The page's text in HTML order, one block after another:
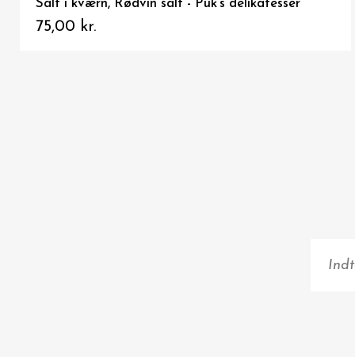
Sydesalt - Hærvejssalt
10,00 kr.